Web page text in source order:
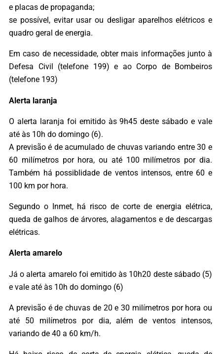
e placas de propaganda;
se possível, evitar usar ou desligar aparelhos elétricos e
quadro geral de energia.
Em caso de necessidade, obter mais informações junto à
Defesa Civil (telefone 199) e ao Corpo de Bombeiros
(telefone 193)
Alerta laranja
O alerta laranja foi emitido às 9h45 deste sábado e vale
até às 10h do domingo (6).
A previsão é de acumulado de chuvas variando entre 30 e
60 milímetros por hora, ou até 100 milímetros por dia.
Também há possiblidade de ventos intensos, entre 60 e
100 km por hora.
Segundo o Inmet, há risco de corte de energia elétrica,
queda de galhos de árvores, alagamentos e de descargas
elétricas.
Alerta amarelo
Já o alerta amarelo foi emitido às 10h20 deste sábado (5)
e vale até às 10h do domingo (6)
A previsão é de chuvas de 20 e 30 milímetros por hora ou
até 50 milímetros por dia, além de ventos intensos,
variando de 40 a 60 km/h.